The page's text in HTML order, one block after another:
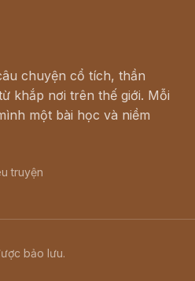
chuyện cổ tích, thần
khắp nơi trên thế giới. Mỗi
một bài học và niềm
truyện
bảo lưu.